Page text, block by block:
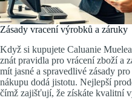
Zásady vracení výrobků a záruky
Když si kupujete Caluanie
znát pravidla pro vrácení zboží a
mít jasné a spravedlivé zásady
nákupu dodá jistotu. Nejlepší
čímž zajišťují, že získáte kvalitní